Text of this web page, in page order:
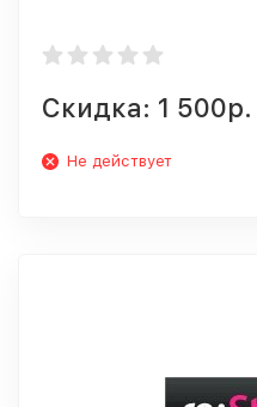
Скидка: 1 500р.
Не действует